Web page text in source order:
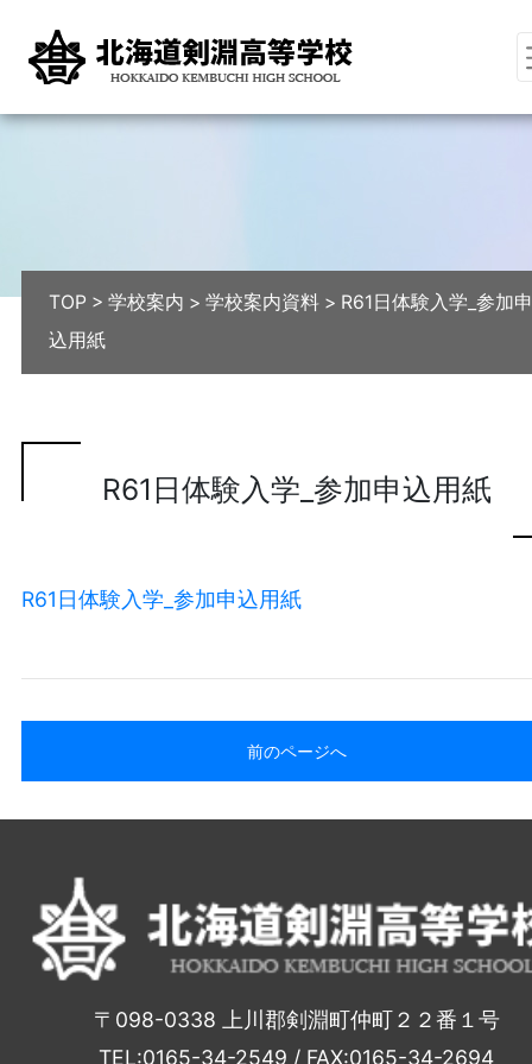
TOP >学校案内 >学校案内資料 > R61日体験入学_参加
込用紙
R61日体験入学_参加申込用紙
R61日体験入学_参加申込用紙
前のページへ
〒098-0338 上川郡剣淵町仲町２２番１号
TEL:0165-34-2549 / FAX:0165-34-2694